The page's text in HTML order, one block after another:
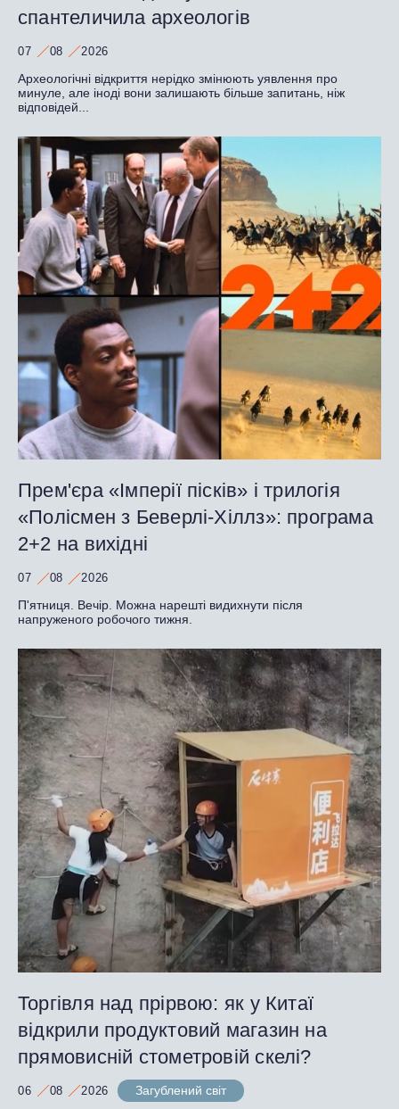
спантеличила археологів
07 08 2026
Археологічні відкриття нерідко змінюють уявлення про
минуле, але іноді вони залишають більше запитань, ніж
відповідей...
Прем'єра «Імперії пісків» і трилогія
«Полісмен з Беверлі-Хіллз»: програма
2+2 на вихідні
07 08 2026
П'ятниця. Вечір. Можна нарешті видихнути після
напруженого робочого тижня.
Торгівля над прірвою: як у Китаї
відкрили продуктовий магазин на
прямовисній стометровій скелі?
06 08 2026
Загублений світ